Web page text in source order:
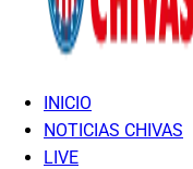
INICIO
NOTICIAS CHIVAS
LIVE